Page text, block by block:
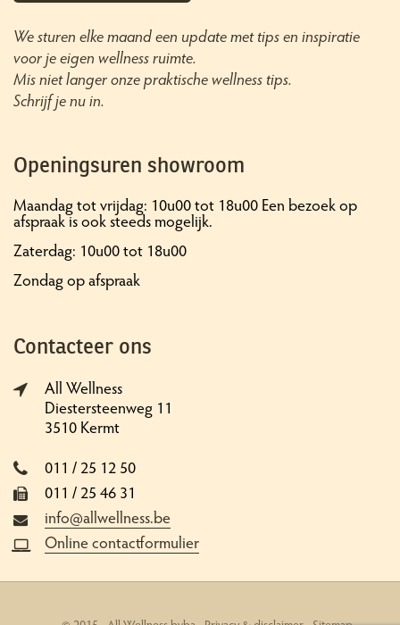
We sturen elke maand een update met tips en inspiratie
voor je eigen wellness ruimte.
Mis niet langer onze praktische wellness tips.
Schrijf je nu in.
Openingsuren showroom
Maandag tot vrijdag: 10u00 tot 18u00 Een bezoek op
afspraak is ook steeds mogelijk.
Zaterdag: 10u00 tot 18u00
Zondag op afspraak
Contacteer ons
All Wellness
Diestersteenweg 11
3510 Kermt
011 / 25 12 50
011 / 25 46 31
info@allwellness.be
Online contactformulier